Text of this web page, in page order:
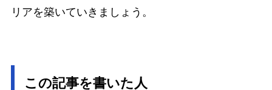
リアを築いていきましょう。
この記事を書いた人